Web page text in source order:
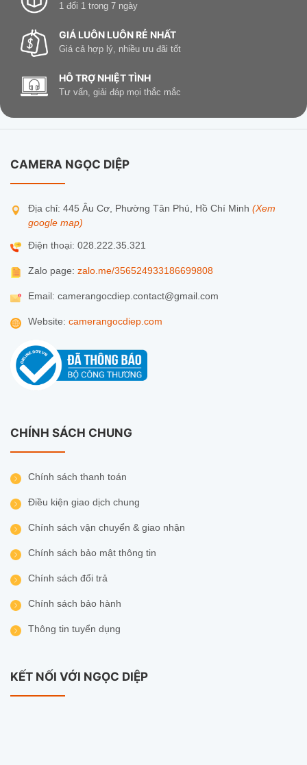
1 đổi 1 trong 7 ngày
GIÁ LUÔN LUÔN RẺ NHẤT
Giá cả hợp lý, nhiều ưu đãi tốt
HỖ TRỢ NHIỆT TÌNH
Tư vấn, giải đáp mọi thắc mắc
CAMERA NGỌC DIỆP
Địa chỉ: 445 Âu Cơ, Phường Tân Phú, Hồ Chí Minh (Xem
google map)
Điện thoại: 028.222.35.321
Zalo page: zalo.me/356524933186699808
Email: camerangocdiep.contact@gmail.com
Website: camerangocdiep.com
CHÍNH SÁCH CHUNG
Chính sách thanh toán
Điều kiện giao dịch chung
Chính sách vận chuyển & giao nhận
Chính sách bảo mật thông tin
Chính sách đổi trả
Chính sách bảo hành
Thông tin tuyển dụng
KẾT NỐI VỚI NGỌC DIỆP